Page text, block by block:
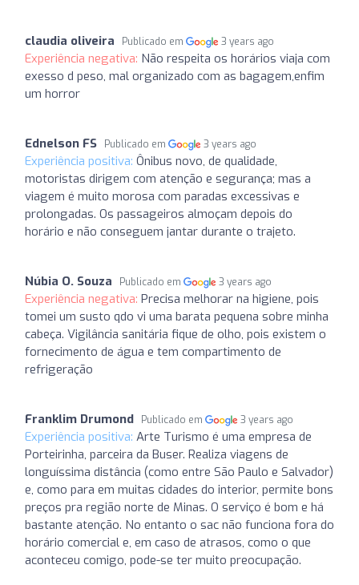
claudia oliveira Publicado em 3 years ago
Experiência negativa: Não respeita os horários viaja com
exesso d peso, mal organizado com as bagagem,enfim
um horror
Ednelson FS Publicado em 3 years ago
Experiência positiva: Ônibus novo, de qualidade,
motoristas dirigem com atenção e segurança; mas a
viagem é muito morosa com paradas excessivas e
prolongadas. Os passageiros almoçam depois do
horário e não conseguem jantar durante o trajeto.
Núbia O. Souza Publicado em 3 years ago
Experiência negativa: Precisa melhorar na higiene, pois
tomei um susto qdo vi uma barata pequena sobre minha
cabeça. Vigilância sanitária fique de olho, pois existem o
fornecimento de água e tem compartimento de
refrigeração
Franklim Drumond Publicado em 3 years ago
Experiência positiva: Arte Turismo é uma empresa de
Porteirinha, parceira da Buser. Realiza viagens de
longuíssima distância (como entre São Paulo e Salvador)
e, como para em muitas cidades do interior, permite bons
preços pra região norte de Minas. O serviço é bom e há
bastante atenção. No entanto o sac não funciona fora do
horário comercial e, em caso de atrasos, como o que
aconteceu comigo, pode-se ter muito preocupação.